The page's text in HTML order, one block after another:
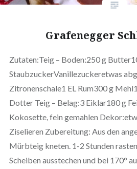
Grafenegger
Zutaten:Teig – Boden:250 g
StaubzuckerVanillezuckeretwas
Zitronenschale1 EL Rum300 g
Dotter Teig – Belag:3 Eiklar180 g
Kokosette, fein gemahlen
Ziselieren Zubereitung: Aus den
Mürbteig kneten. 1-2 Stunden
Scheiben ausstechen und bei 170°